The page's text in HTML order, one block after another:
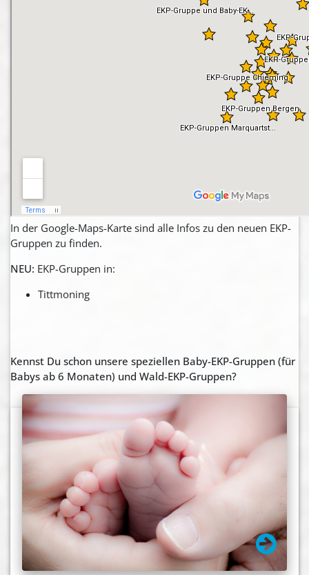
In der Google-Maps-Karte sind alle Infos zu den neuen EKP-
Gruppen zu finden.
NEU: EKP-Gruppen in:
Tittmoning
Kennst Du schon unsere speziellen Baby-EKP-Gruppen (für
Babys ab 6 Monaten) und Wald-EKP-Gruppen?